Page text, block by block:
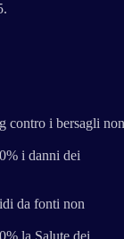
contro i bersagli non
i danni dei
da fonti non
la Salute dei